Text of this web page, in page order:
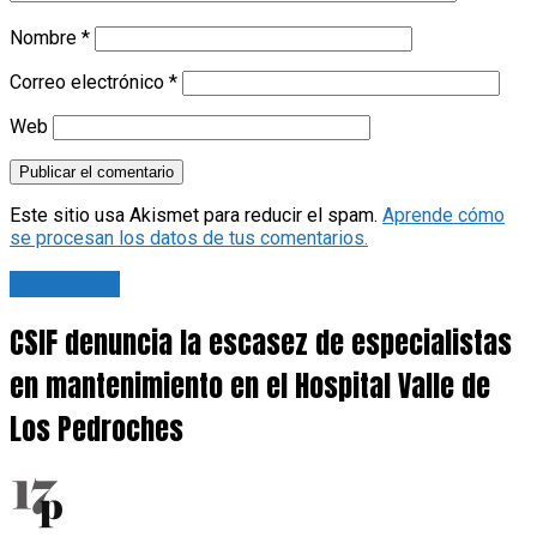
Nombre *
Correo electrónico *
Web
Este sitio usa Akismet para reducir el spam. Aprende cómo
se procesan los datos de tus comentarios.
CSIF denuncia la escasez de especialistas
en mantenimiento en el Hospital Valle de
Los Pedroches